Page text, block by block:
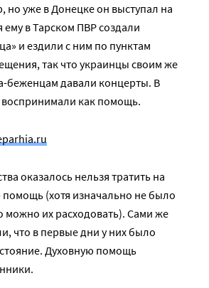
но уже в Донецке он выступал на
ему в Тарском ПВР создали
и ездили с ним по пунктам
так что украинцы своим же
беженцам давали концерты. В
воспринимали как помощь.
оказалось нельзя тратить на
помощь (хотя изначально не было
можно их расходовать). Сами же
что в первые дни у них было
Духовную помощь